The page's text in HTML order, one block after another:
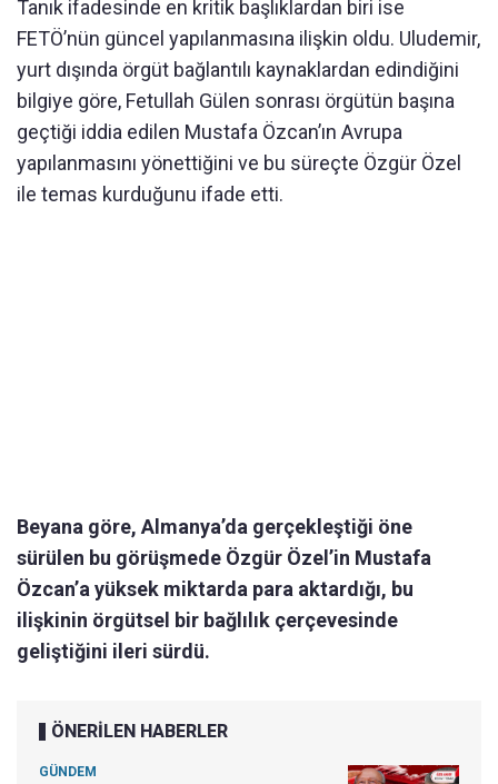
Tanık ifadesinde en kritik başlıklardan biri ise
FETÖ’nün güncel yapılanmasına ilişkin oldu. Uludemir,
yurt dışında örgüt bağlantılı kaynaklardan edindiğini
bilgiye göre, Fetullah Gülen sonrası örgütün başına
geçtiği iddia edilen Mustafa Özcan’ın Avrupa
yapılanmasını yönettiğini ve bu süreçte Özgür Özel
ile temas kurduğunu ifade etti.
Beyana göre, Almanya’da gerçekleştiği öne
sürülen bu görüşmede Özgür Özel’in Mustafa
Özcan’a yüksek miktarda para aktardığı, bu
ilişkinin örgütsel bir bağlılık çerçevesinde
geliştiğini ileri sürdü.
ÖNERİLEN HABERLER
GÜNDEM